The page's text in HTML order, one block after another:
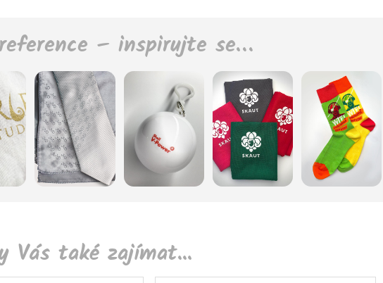
– inspirujte se…
Vás také zajímat...